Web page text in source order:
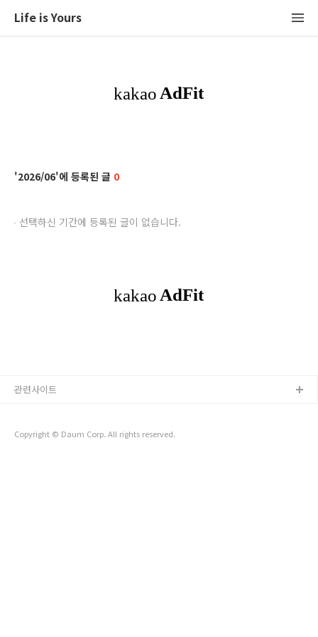
Life is Yours
2026/06 0
선택하신 기간에 등록된 글이 없습니다.
Copyright © Daum Corp. All rights reserved.
관련사이트